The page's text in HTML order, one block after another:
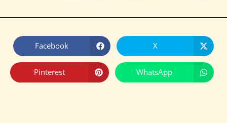
X
Facebook
WhatsApp
Pinterest